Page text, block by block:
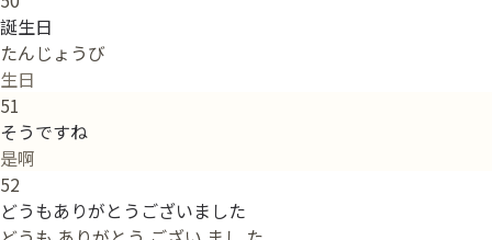
誕生日
たんじょうび
生日
51
そうですね
是啊
52
どうもありがとうございました